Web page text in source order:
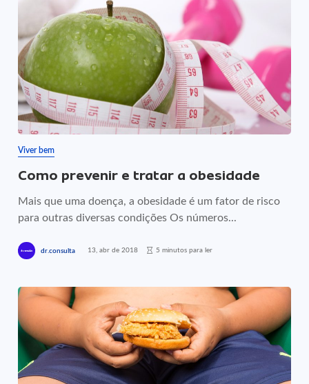
Viver bem
Como prevenir e tratar a obesidade
Mais que uma doença, a obesidade é um fator de risco
para outras diversas condições Os números...
dr.consulta 13, abr de 2018 5 minutos para ler